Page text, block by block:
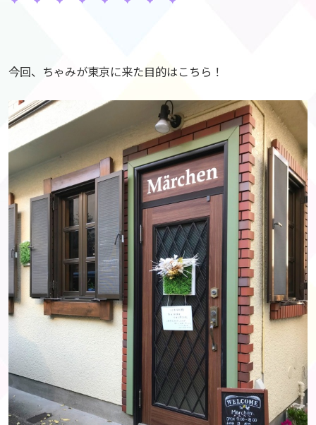
今回、ちゃみが東京に来た目的はこちら！